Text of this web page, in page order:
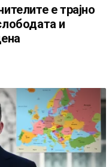
е трајно
и